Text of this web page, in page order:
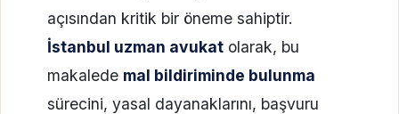
açısından kritik bir öneme sahiptir.
İstanbul uzman avukat olarak, bu
makalede mal bildiriminde bulunma
sürecini, yasal dayanaklarını, başvuru